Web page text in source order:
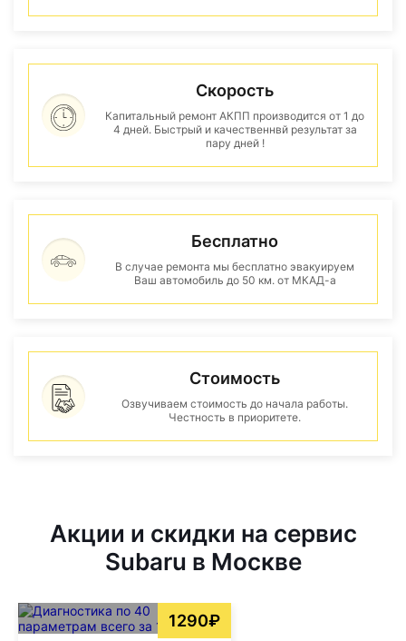
Скорость
Капитальный ремонт АКПП производится от 1 до
4 дней. Быстрый и качественнвй результат за
пару дней !
Бесплатно
В случае ремонта мы бесплатно эвакуируем
Ваш автомобиль до 50 км. от МКАД-а
Стоимость
Озвучиваем стоимость до начала работы.
Честность в приоритете.
Акции и скидки на сервис
Subaru в Москве
1290₽